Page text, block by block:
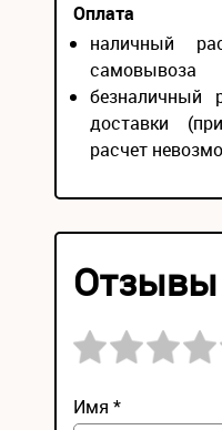
Оплата
наличный
самовывоза
безналичный
доставки
расчет
Отзывы
Имя *